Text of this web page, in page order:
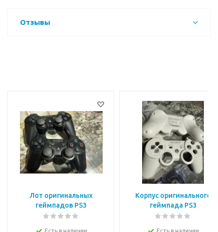
Отзывы
Лот оригинальных
геймпадов PS3
Корпус оригинального
геймпада PS3